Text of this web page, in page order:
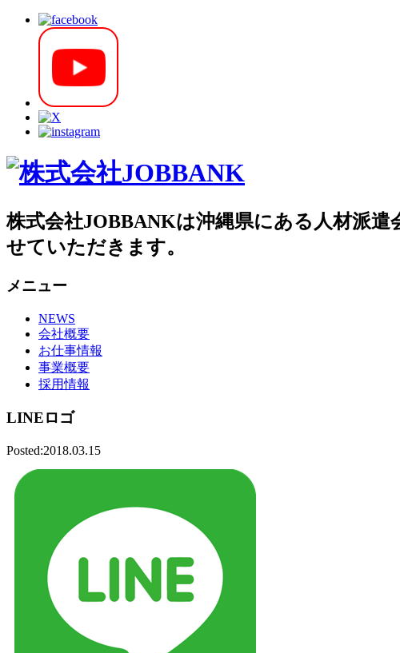
株式会社JOBBANKは沖縄県にある人材派
せていただきます。
メニュー
NEWS
会社概要
お仕事情報
事業概要
採用情報
LINEロゴ
Posted:2018.03.15